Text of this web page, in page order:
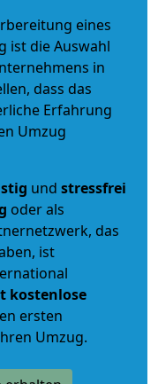
eines
ist die Auswahl
in
dass das
Erfahrung
Umzug
und stressfrei
oder als
das
ist
kostenlose
ersten
Umzug.